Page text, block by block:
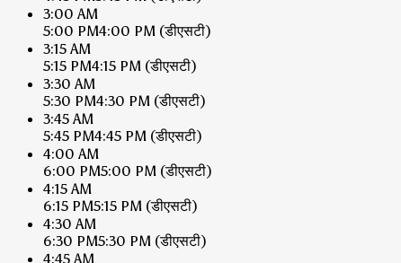
3:00 AM
5:00 PM4:00 PM (डीएसटी)
3:15 AM
5:15 PM4:15 PM (डीएसटी)
3:30 AM
5:30 PM4:30 PM (डीएसटी)
3:45 AM
5:45 PM4:45 PM (डीएसटी)
4:00 AM
6:00 PM5:00 PM (डीएसटी)
4:15 AM
6:15 PM5:15 PM (डीएसटी)
4:30 AM
6:30 PM5:30 PM (डीएसटी)
4:45 AM